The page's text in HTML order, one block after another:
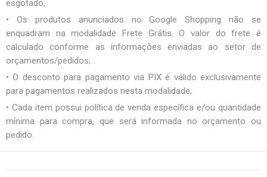
esgotado;
• Os produtos anunciados no Google Shopping não se
enquadram na modalidade Frete Grátis. O valor do frete é
calculado conforme as informações enviadas ao setor de
orçamentos/pedidos;
• O desconto para pagamento via PIX é válido exclusivamente
para pagamentos realizados nesta modalidade;
• Cada item possui política de venda específica e/ou quantidade
mínima para compra, que será informada no orçamento ou
pedido.